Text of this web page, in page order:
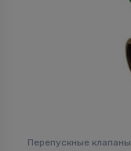
Перепускные клапаны